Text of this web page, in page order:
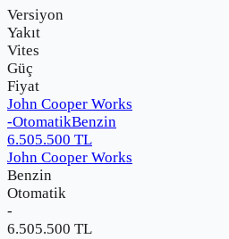
Versiyon
Yakıt
Vites
Güç
Fiyat
John Cooper Works
-OtomatikBenzin
6.505.500 TL
John Cooper Works
Benzin
Otomatik
-
6.505.500 TL